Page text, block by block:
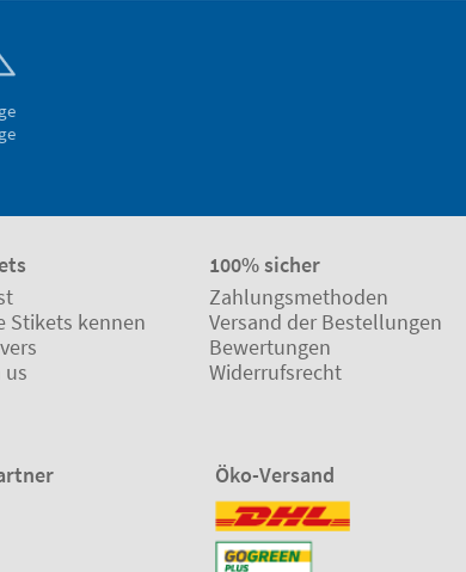
Stikets kennen
us
100% sicher
Zahlungsmethoden
Versand der Bestellungen
Bewertungen
Widerrufsrecht
Öko-Versand